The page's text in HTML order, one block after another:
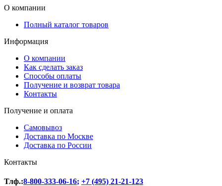
О компании
Полный каталог товаров
Информация
О компании
Как сделать заказ
Способы оплаты
Получение и возврат товара
Контакты
Получение и оплата
Самовывоз
Доставка по Москве
Доставка по России
Контакты
Тлф.:8-800-333-06-16; +7 (495) 21-21-123